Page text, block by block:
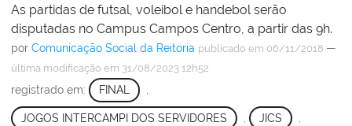
As partidas de futsal, voleibol e handebol serão
disputadas no Campus Campos Centro, a partir das 9h.
por Comunicação Social da Reitoria publicado em 06/11/2018 —
última modificação em 31/08/2023 12h52
registrado em: FINAL ,
JOGOS INTERCAMPI DOS SERVIDORES JICS